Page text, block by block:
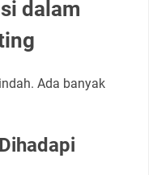
dalam
Ada banyak